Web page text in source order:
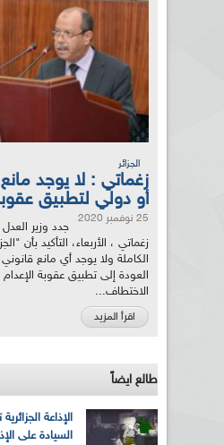
الجزائر
زغماتي : لا يوجد
أو دولي لتطبيق
25 نوفمبر 2020
جدد وزير
زغماتي ، الأربعاء، التأكيد بأن
الكاملة ولا يوجد أي مانع
العودة إلى تطبيق عقوبة
الاختطاف...
اقرأ المزيد
طالع ايضاً
السيادة على